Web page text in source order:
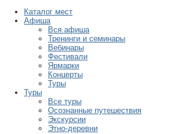
Каталог мест
Афиша
Вся афиша
Тренинги и семинары
Вебинары
Фестивали
Ярмарки
Концерты
Туры
Туры
Все туры
Осознанные путешествия
Экскурсии
Этно-деревни